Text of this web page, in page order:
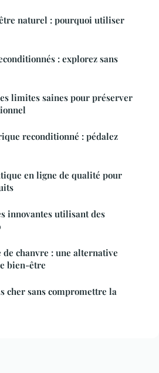
naturel : pourquoi utiliser
: explorez sans
limites saines pour préserver
reconditionné : pédalez
en ligne de qualité pour
innovantes utilisant des
de chanvre : une alternative
bien-être
cher sans compromettre la